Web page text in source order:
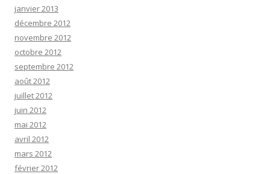
janvier 2013
décembre 2012
novembre 2012
octobre 2012
septembre 2012
août 2012
juillet 2012
juin 2012
mai 2012
avril 2012
mars 2012
février 2012